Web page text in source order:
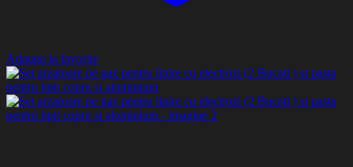
Adauga la favorite